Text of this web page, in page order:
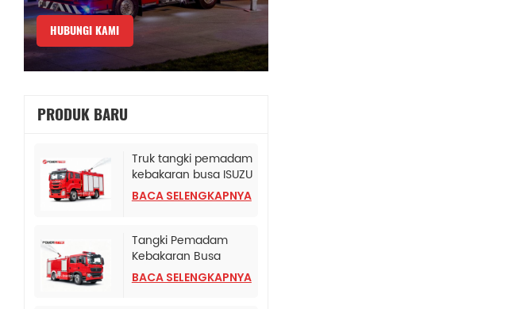
HUBUNGI KAMI
PRODUK BARU
Truk tangki pemadam
kebakaran busa ISUZU
Albania
BACA SELENGKAPNYA
Tangki Pemadam
Kebakaran Busa
Terpasang di Truk
SINOTRUK HOWO TX
BACA SELENGKAPNYA